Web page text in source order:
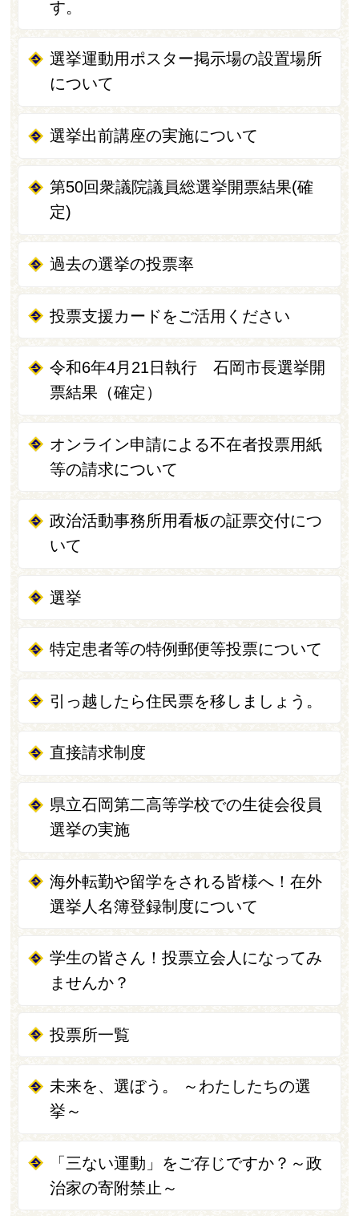
す。
選挙運動用ポスター掲示場の設置場所
について
選挙出前講座の実施について
第50回衆議院議員総選挙開票結果(確
定)
過去の選挙の投票率
投票支援カードをご活用ください
令和6年4月21日執行 石岡市長選挙開
票結果（確定）
オンライン申請による不在者投票用紙
等の請求について
政治活動事務所用看板の証票交付につ
いて
選挙
特定患者等の特例郵便等投票について
引っ越したら住民票を移しましょう。
直接請求制度
県立石岡第二高等学校での生徒会役員
選挙の実施
海外転勤や留学をされる皆様へ！在外
選挙人名簿登録制度について
学生の皆さん！投票立会人になってみ
ませんか？
投票所一覧
未来を、選ぼう。 ～わたしたちの選
挙～
「三ない運動」をご存じですか？～政
治家の寄附禁止～